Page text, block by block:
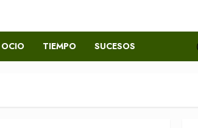
OCIO TIEMPO SUCESOS